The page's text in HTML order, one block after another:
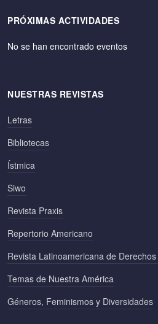
PRÓXIMAS ACTIVIDADES
No se han encontrado eventos
NUESTRAS REVISTAS
Letras
Bibliotecas
Ístmica
Siwo
Revista Praxis
Repertorio Americano
Revista Latinoamericana de
Temas de Nuestra América
Géneros, Feminismos y Diversidades